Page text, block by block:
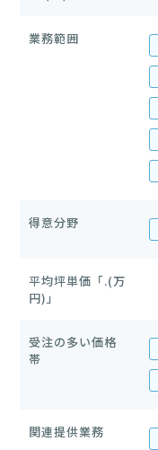
業務範囲
得意分野
平均坪単価「.(万
円)」
受注の多い価格
帯
関連提供業務